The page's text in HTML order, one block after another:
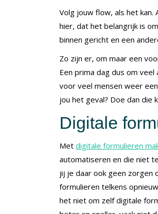
Volg jouw flow, als het
hier, dat het belangrijk is
binnen gericht en een
Zo zijn er, om maar een
Een prima dag dus om
voor veel mensen weer
jou het geval? Doe dan die
Digitale
Met digitale formulieren
automatiseren en die niet
jij je daar ook geen zorgen
formulieren telkens
het niet om zelf digitale